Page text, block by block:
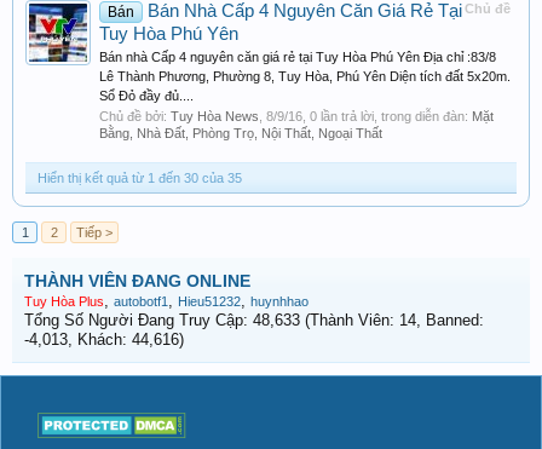
Chủ đề
Bán
Bán Nhà Cấp 4 Nguyên Căn Giá Rẻ Tại
Tuy Hòa Phú Yên
Bán nhà Cấp 4 nguyên căn giá rẻ tại Tuy Hòa Phú Yên Địa chỉ :83/8
Lê Thành Phương, Phường 8, Tuy Hòa, Phú Yên Diện tích đất 5x20m.
Sổ Đỏ đầy đủ....
Chủ đề bởi: Tuy Hòa News 8/9/16 , 0 lần trả lời, trong diễn đàn: Mặt
Bằng, Nhà Đất, Phòng Trọ, Nội Thất, Ngoại Thất
Hiển thị kết quả từ 1 đến 30 của 35
1 2 Tiếp >
THÀNH VIÊN ĐANG ONLINE
Tuy Hòa Plus, autobotf1 , Hieu51232, huynhhao
Tổng Số Người Đang Truy Cập: 48,633 (Thành Viên: 14, Banned:
-4,013, Khách: 44,616)